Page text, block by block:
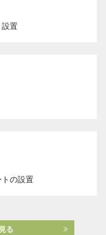
置
の設置
る